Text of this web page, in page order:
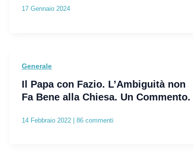
17 Gennaio 2024
Generale
Il Papa con Fazio. L’Ambiguità non
Fa Bene alla Chiesa. Un Commento.
14 Febbraio 2022 86 commenti